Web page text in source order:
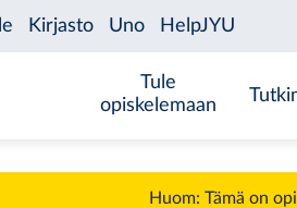
Tule
opiskelemaan
Huom: Tämä on